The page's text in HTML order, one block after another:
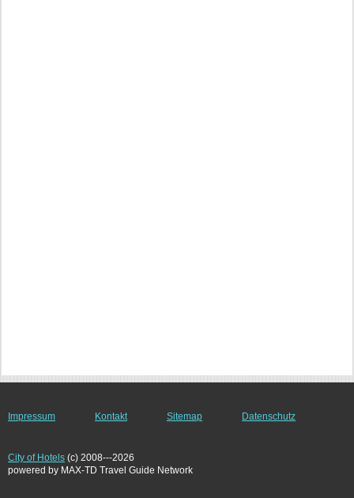
Impressum Kontakt Sitemap Datenschutz
City of Hotels (c) 2008---2026
powered by MAX-TD Travel Guide Network